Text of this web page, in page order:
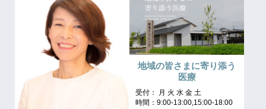
地域の皆さまに寄り添う
医療
受付： 月 火 水 金 土
時間：9:00-13:00,15:00-18:00